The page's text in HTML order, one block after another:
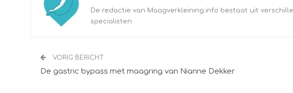
De redactie van Maagverkleining.info bestaat uit
specialisten.
VORIG BERICHT
De gastric bypass met maagring van Nianne Dekker